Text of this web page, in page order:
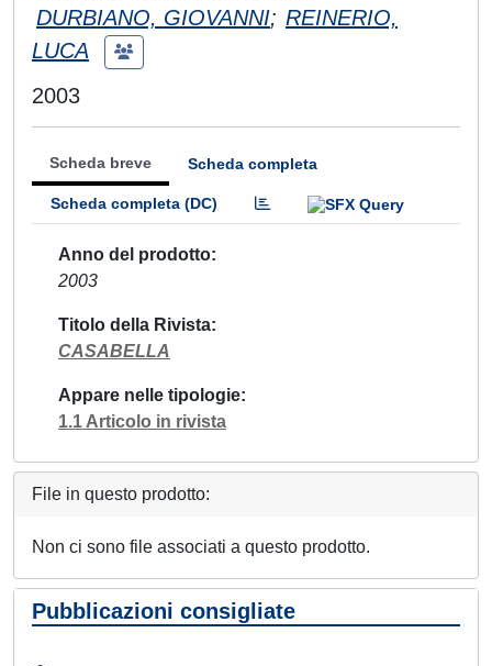
DURBIANO, GIOVANNI; REINERIO,
LUCA
2003
Scheda breve Scheda completa
Scheda completa (DC)
Anno del prodotto
2003
Titolo della Rivista
CASABELLA
Appare nelle tipologie
1.1 Articolo in rivista
File in questo prodotto:
Non ci sono file associati a questo prodotto.
Pubblicazioni consigliate